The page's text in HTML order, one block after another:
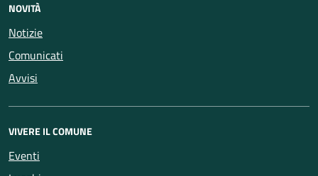
NOVITÀ
Notizie
Comunicati
Avvisi
VIVERE IL COMUNE
Eventi